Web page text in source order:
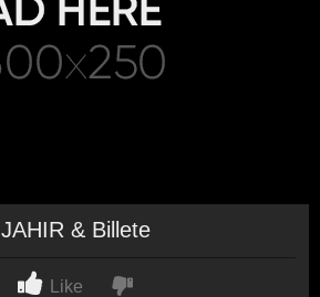
JAHIR & Billete
Like